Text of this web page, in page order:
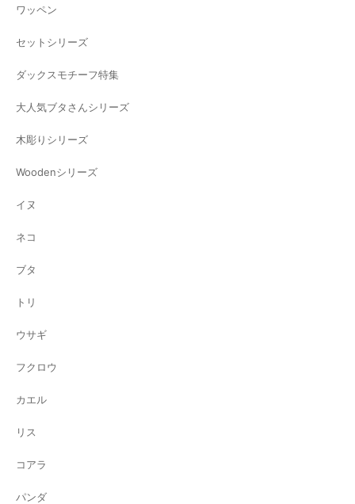
ワッペン
セットシリーズ
ダックスモチーフ特集
大人気ブタさんシリーズ
木彫りシリーズ
Woodenシリーズ
イヌ
ネコ
ブタ
トリ
ウサギ
フクロウ
カエル
リス
コアラ
パンダ